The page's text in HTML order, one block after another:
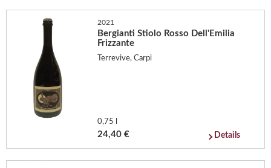
2021
Bergianti Stiolo Rosso Dell'Emilia
Frizzante
Terrevive, Carpi
0,75 l
24,40 € Details